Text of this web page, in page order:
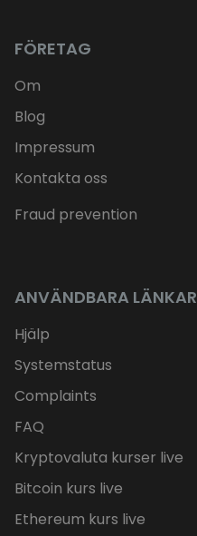
FÖRETAG
Om
Blog
Impressum
Kontakta oss
Fraud prevention
ANVÄNDBARA LÄNKAR
Hjälp
Systemstatus
Complaints
FAQ
Kryptovaluta kurser live
Bitcoin kurs live
Ethereum kurs live